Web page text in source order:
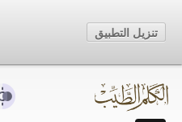
تنزيل التطبيق